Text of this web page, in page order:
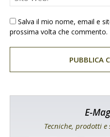
Salva il mio nome, email e
prossima volta che commento.
E-
Tecniche, prodotti